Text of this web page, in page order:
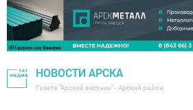
НОВОСТИ АРСКА
Газета "Арский вестник" - Арский район